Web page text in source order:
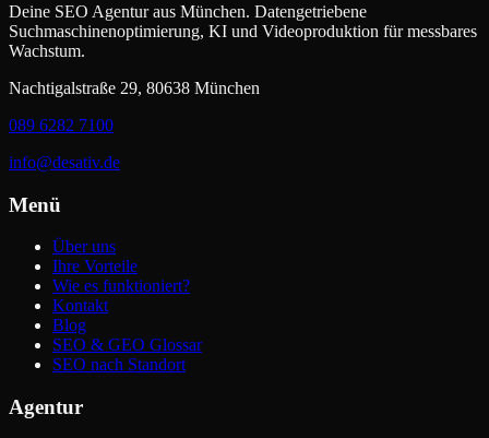
Deine SEO Agentur aus München. Datengetriebene
Suchmaschinenoptimierung, KI und Videoproduktion für messbares
Wachstum.
Nachtigalstraße 29, 80638 München
089 6282 7100
info@desativ.de
Menü
Über uns
Ihre Vorteile
Wie es funktioniert?
Kontakt
Blog
SEO & GEO Glossar
SEO nach Standort
Agentur